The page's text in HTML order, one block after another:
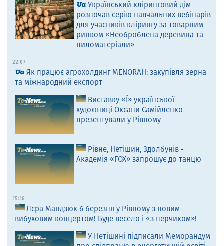
Український кліринговий дім
розпочав серію навчальних вебінарів
для учасників клірингу за товарним
ринком «Необроблена деревина та
пиломатеріали»
22:07
Як працює агрохолдинг MENORAH: закупівля зерна
та міжнародний експорт
Виставку «Ї» української
художниці Оксани Самійленко
презентували у Рівному
Рівне, Нетішин, Здолбунів -
Академія «FOX» запрошує до танцю
15:16
Лєра Мандзюк 6 березня у Рівному з новим
вибуховим концертом! Буде весело і «з перчиком»!
У Нетішині підписали Меморандум